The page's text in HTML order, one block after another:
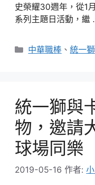
史榮耀30週年，從1
系列主題日活動，繼
分
中華職棒 、統一獅
統一獅與
物，邀請
球場同樂
2019-05-16 作者: